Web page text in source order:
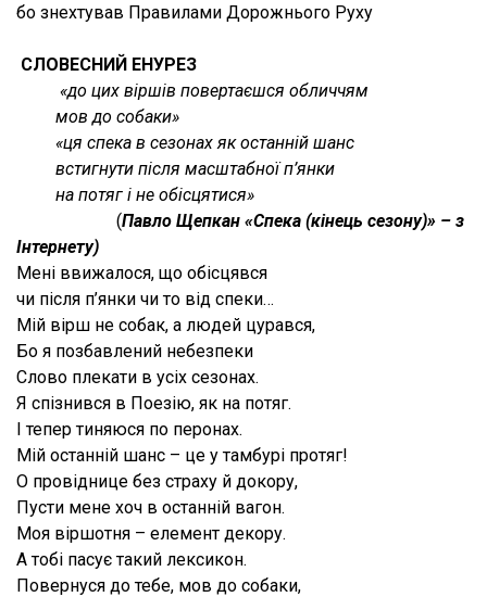
бо знехтував Правилами Дорожнього Руху
СЛОВЕСНИЙ ЕНУРЕЗ
«до цих віршів повертаєшся обличчям
мов до собаки»
«ця спека в сезонах як останній шанс
встигнути після масштабної п’янки
на потяг і не обісцятися»
(Павло Щепкан «Спека (кінець сезону)» – з
Інтернету)
Мені ввижалося, що обісцявся
чи після п’янки чи то від спеки…
Мій вірш не собак, а людей цурався,
Бо я позбавлений небезпеки
Слово плекати в усіх сезонах.
Я спізнився в Поезію, як на потяг.
І тепер тиняюся по перонах.
Мій останній шанс – це у тамбурі протяг!
О провіднице без страху й докору,
Пусти мене хоч в останній вагон.
Моя віршотня – елемент декору.
А тобі пасує такий лексикон.
Повернуся до тебе, мов до собаки,